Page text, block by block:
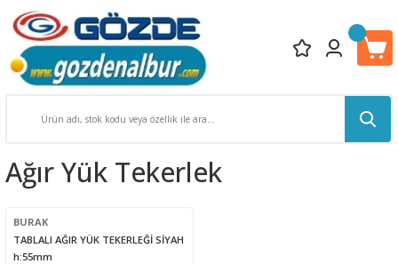
Ağır Yük Tekerlek
BURAK
TABLALI AĞIR YÜK TEKERLEĞİ SİYAH
h:55mm